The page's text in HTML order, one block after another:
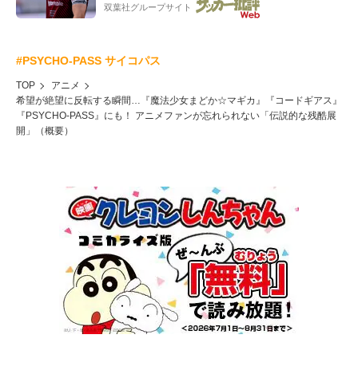
双葉社グループサイト
#PSYCHO-PASS サイコパス
TOP
アニメ
希望が絶望に反転する瞬間…『魔法少女まどか☆マギカ』『コードギアス』
『PSYCHO-PASS』にも！ アニメファンが忘れられない「伝説的な残酷展
開」（概要）